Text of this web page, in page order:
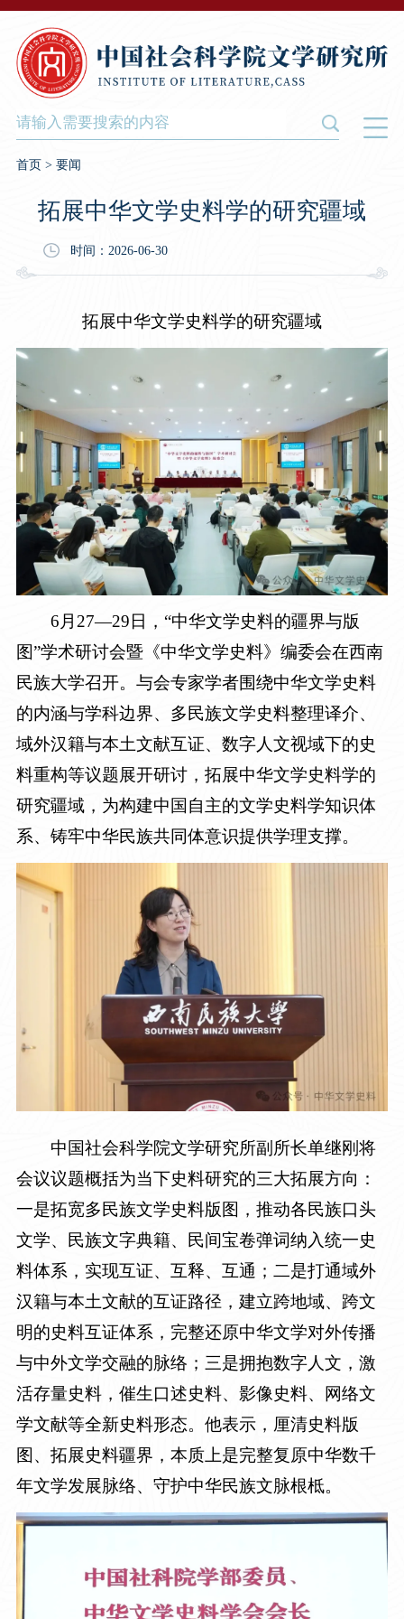
首页> 要闻
拓展中华文学史料学的研究疆域
时间：2026-06-30
拓展中华文学史料学的研究疆域
6月27—29日，“中华文学史料的疆界与版
图”学术研讨会暨《中华文学史料》编委会在西南
民族大学召开。与会专家学者围绕中华文学史料
的内涵与学科边界、多民族文学史料整理译介、
域外汉籍与本土文献互证、数字人文视域下的史
料重构等议题展开研讨，拓展中华文学史料学的
研究疆域，为构建中国自主的文学史料学知识体
系、铸牢中华民族共同体意识提供学理支撑。
中国社会科学院文学研究所副所长单继刚将
会议议题概括为当下史料研究的三大拓展方向：
一是拓宽多民族文学史料版图，推动各民族口头
文学、民族文字典籍、民间宝卷弹词纳入统一史
料体系，实现互证、互释、互通；二是打通域外
汉籍与本土文献的互证路径，建立跨地域、跨文
明的史料互证体系，完整还原中华文学对外传播
与中外文学交融的脉络；三是拥抱数字人文，激
活存量史料，催生口述史料、影像史料、网络文
学文献等全新史料形态。他表示，厘清史料版
图、拓展史料疆界，本质上是完整复原中华数千
年文学发展脉络、守护中华民族文脉根柢。